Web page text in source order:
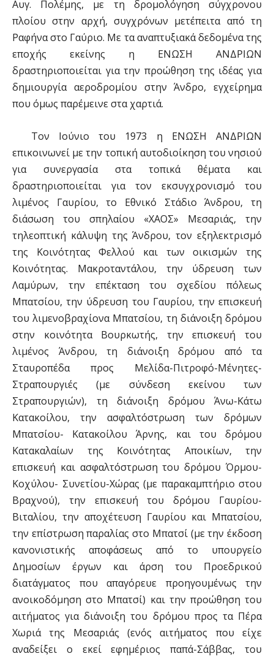
Αυγ. Πολέμης, με τη δρομολόγηση σύγχρονου
πλοίου στην αρχή, συγχρόνων μετέπειτα από τη
Ραφήνα στο Γαύριο. Με τα αναπτυξιακά δεδομένα της
εποχής εκείνης η ΕΝΩΣΗ ΑΝΔΡΙΩΝ
δραστηριοποιείται για την προώθηση της ιδέας για
δημιουργία αεροδρομίου στην Άνδρο, εγχείρημα
που όμως παρέμεινε στα χαρτιά.
Τον Ιούνιο του 1973 η ΕΝΩΣΗ ΑΝΔΡΙΩΝ
επικοινωνεί με την τοπική αυτοδιοίκηση του νησιού
για συνεργασία στα τοπικά θέματα και
δραστηριοποιείται για τον εκσυγχρονισμό του
λιμένος Γαυρίου, το Εθνικό Στάδιο Άνδρου, τη
διάσωση του σπηλαίου «ΧΑΟΣ» Μεσαριάς, την
τηλεοπτική κάλυψη της Άνδρου, τον εξηλεκτρισμό
της Κοινότητας Φελλού και των οικισμών της
Κοινότητας. Μακροταντάλου, την ύδρευση των
Λαμύρων, την επέκταση του σχεδίου πόλεως
Μπατσίου, την ύδρευση του Γαυρίου, την επισκευή
του λιμενοβραχίονα Μπατσίου, τη διάνοιξη δρόμου
στην κοινότητα Βουρκωτής, την επισκευή του
λιμένος Άνδρου, τη διάνοιξη δρόμου από τα
Σταυροπέδα προς Μελίδα-Πιτροφό-Μένητες-
Στραπουργιές (με σύνδεση εκείνου των
Στραπουργιών), τη διάνοιξη δρόμου Άνω-Κάτω
Κατακοίλου, την ασφαλτόστρωση των δρόμων
Μπατσίου- Κατακοίλου Άρνης, και του δρόμου
Κατακαλαίων της Κοινότητας Αποικίων, την
επισκευή και ασφαλτόστρωση του δρόμου Όρμου-
Κοχύλου- Συνετίου-Χώρας (με παρακαμπτήριο στου
Βραχνού), την επισκευή του δρόμου Γαυρίου-
Βιταλίου, την αποχέτευση Γαυρίου και Μπατσίου,
την επίστρωση παραλίας στο Μπατσί (με την έκδοση
κανονιστικής αποφάσεως από το υπουργείο
Δημοσίων έργων και άρση του Προεδρικού
διατάγματος που απαγόρευε προηγουμένως την
ανοικοδόμηση στο Μπατσί) και την προώθηση του
αιτήματος για διάνοιξη του δρόμου προς τα Πέρα
Χωριά της Μεσαριάς (ενός αιτήματος που είχε
αναδείξει ο εκεί εφημέριος παπά-Σάββας, του